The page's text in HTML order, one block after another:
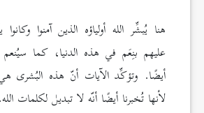
هنا يُبشِّر الله أولياؤه الذين آمنوا
عليهم بنِعَم في هذه الدنيا، كما
أيضًا. وتؤكِّد الآيات أنّ هذه البُشرى
لأنها تُخبرنا أيضًا أنّه لا تبديل لكلمات الله.